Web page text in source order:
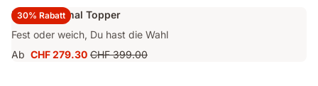
30% Rabatt
Emma Original Topper
Fest oder weich, Du hast die Wahl
Ab Preis
CHF 279.30 Ursprünglicher
CHF 399.00